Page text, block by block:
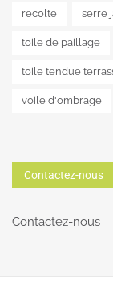
recolte serre
toile de paillage
toile tendue
voile d'ombrage
Contactez-nous
Contactez-nous